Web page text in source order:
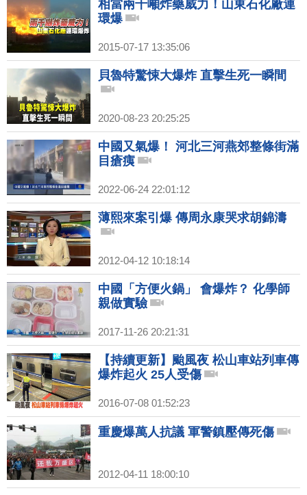
相當兩千噸炸藥威力！山東石化廠連
環爆
2015-07-17 13:35:06
貝魯特驚悚大爆炸 直擊生死一瞬間
2020-08-23 20:25:25
中國又氣爆！ 河北三河燕郊整條街滿
目瘡痍
2022-06-24 22:01:12
薄熙來案引爆 傳周永康哭求胡錦濤
2012-04-12 10:18:14
中國「方便火鍋」 會爆炸？ 化學師
親做實驗
2017-11-26 20:21:31
【持續更新】颱風夜 松山車站列車傳
爆炸起火 25人受傷
2016-07-08 01:52:23
重慶爆萬人抗議 軍警鎮壓傳死傷
2012-04-11 18:00:10